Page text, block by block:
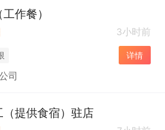
作餐）
3小时前
详情
司
提供食宿）驻店